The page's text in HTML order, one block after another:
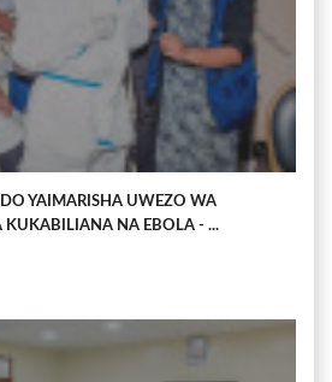
YAIMARISHA UWEZO WA
NA EBOLA - ...